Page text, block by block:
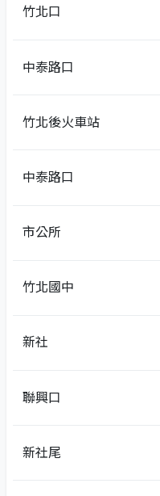
竹北口
中泰路口
竹北後火車站
中泰路口
市公所
竹北國中
新社
聯興口
新社尾